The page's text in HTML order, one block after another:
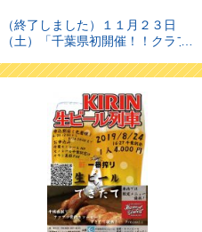
（終了しました）１１月２３日
（土）「千葉県初開催！！クラフ
す！